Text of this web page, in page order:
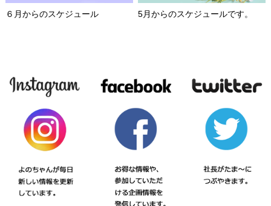
６月からのスケジュール 5月からのスケジュールです。